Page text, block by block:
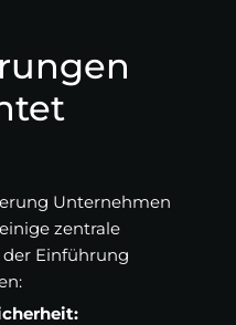
Unternehmen
zentrale
der Einführung